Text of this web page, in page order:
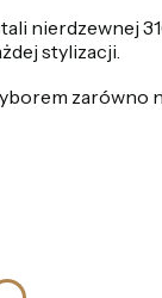
nierdzewnej
stylizacji.
zarówno